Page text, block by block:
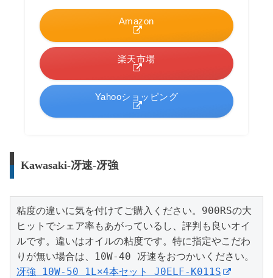
Amazon
楽天市場
Yahooショッピング
Kawasaki-冴速-冴強
粘度の違いに気を付けてご購入ください。900RSの大
ヒットでシェア率もあがっているし、評判も良いオイ
ルです。違いはオイルの粘度です。特に指定やこだわ
冴強 10W-50 1L×4本セット J0ELF-K011S